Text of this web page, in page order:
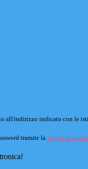
all'indirizzo indicato con le
tramite la Login